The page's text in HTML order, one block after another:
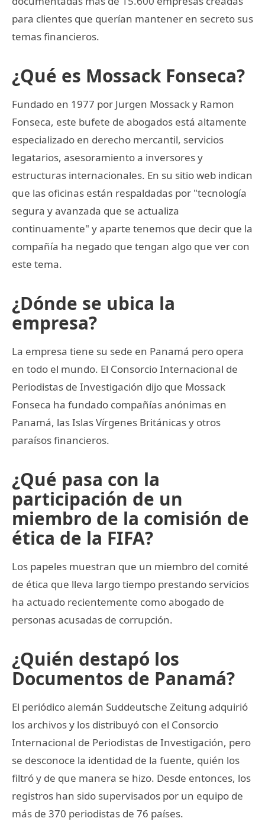
para clientes que querían mantener en secreto sus
temas financieros.
¿Qué es Mossack Fonseca?
Fundado en 1977 por Jurgen Mossack y Ramon
Fonseca, este bufete de abogados está altamente
especializado en derecho mercantil, servicios
legatarios, asesoramiento a inversores y
estructuras internacionales. En su sitio web indican
que las oficinas están respaldadas por "tecnología
segura y avanzada que se actualiza
continuamente" y aparte tenemos que decir que la
compañía ha negado que tengan algo que ver con
este tema.
¿Dónde se ubica la
empresa?
La empresa tiene su sede en Panamá pero opera
en todo el mundo. El Consorcio Internacional de
Periodistas de Investigación dijo que Mossack
Fonseca ha fundado compañías anónimas en
Panamá, las Islas Vírgenes Británicas y otros
paraísos financieros.
¿Qué pasa con la
participación de un
miembro de la comisión de
ética de la FIFA?
Los papeles muestran que un miembro del comité
de ética que lleva largo tiempo prestando servicios
ha actuado recientemente como abogado de
personas acusadas de corrupción.
¿Quién destapó los
Documentos de Panamá?
El periódico alemán Suddeutsche Zeitung adquirió
los archivos y los distribuyó con el Consorcio
Internacional de Periodistas de Investigación, pero
se desconoce la identidad de la fuente, quién los
filtró y de que manera se hizo. Desde entonces, los
registros han sido supervisados por un equipo de
más de 370 periodistas de 76 países.